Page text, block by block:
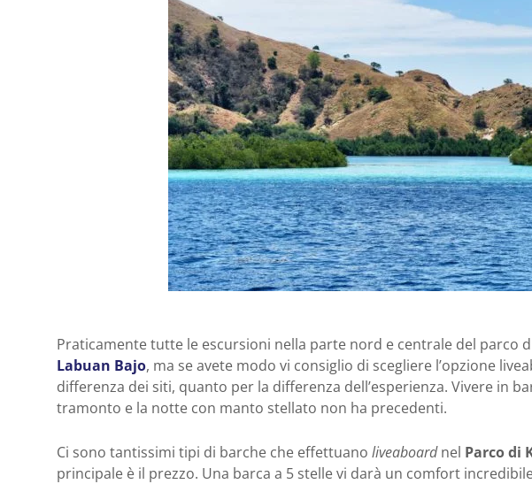
Praticamente tutte le escursioni nella parte nord e centrale del parco
Labuan Bajo, ma se avete modo vi consiglio di scegliere l’opzione
differenza dei siti, quanto per la differenza dell’esperienza. Vivere in
tramonto e la notte con manto stellato non ha precedenti.
Ci sono tantissimi tipi di barche che effettuano liveaboardnel Parco di
principale è il prezzo. Una barca a 5 stelle vi darà un comfort